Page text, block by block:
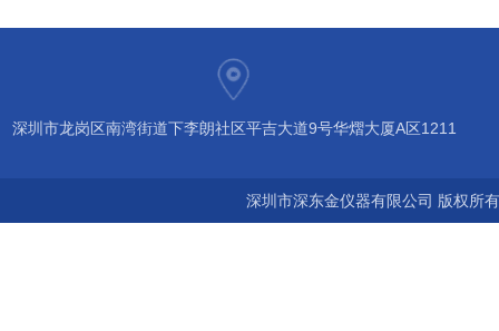
深圳市龙岗区南湾街道下李朗社区平吉大道9号华熠大厦A区1211
深圳市深东金仪器有限公司 版权所